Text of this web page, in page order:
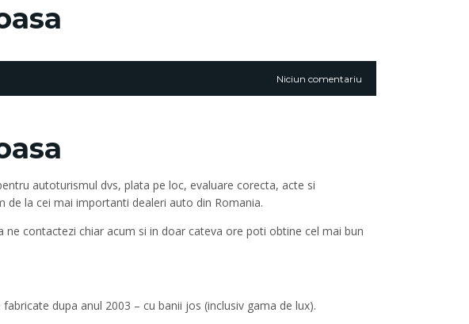
Niciun comentariu
autoturismul dvs, plata pe loc, evaluare corecta, acte si
la cei mai importanti dealeri auto din Romania.
ne contactezi chiar acum si in doar cateva ore poti obtine cel mai bun
dupa anul 2003 – cu banii jos (inclusiv gama de lux).